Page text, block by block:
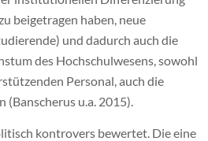
beigetragen haben, neue
und dadurch auch die
des Hochschulwesens, sowohl
Personal, auch die
u.a. 2015).
kontrovers bewertet. Die eine